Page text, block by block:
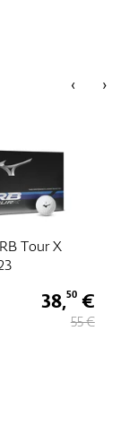
‹ ›
Tour X
38,50€
55 €